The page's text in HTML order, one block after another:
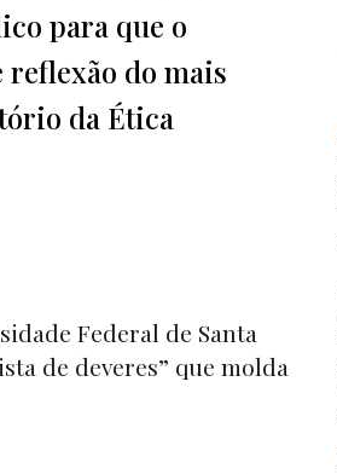
para que o
reflexão do mais
da Ética
Federal de Santa
de deveres” que molda